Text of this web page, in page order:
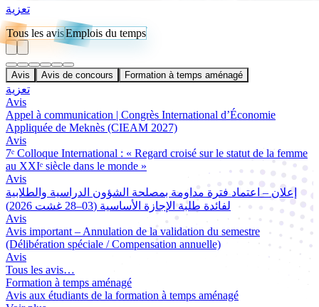
تعزية
Tous les avisEmplois du temps
Avis Avis de concours Formation à temps aménagé
تعزية
Avis
Appel à communication | Congrès International d’Économie
Appliquée de Meknès (CIEAM 2027)
Avis
7ᵉ Colloque International : « Regard croisé sur le statut de la femme
au XXIᵉ siècle dans le monde »
Avis
إعلان – اعتماد فترة مداومة بمصلحة الشؤون الدراسية والطلابية
لفائدة طلبة الإجازة الأساسية (03–28 غشت 2026)
Avis
Avis important – Annulation de la validation du semestre
(Délibération spéciale / Compensation annuelle)
Avis
Tous les avis…
Formation à temps aménagé
Avis aux étudiants de la formation à temps aménagé